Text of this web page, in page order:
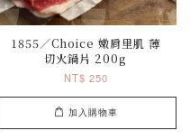
1855／Choice 嫩肩里肌 薄
切火鍋片 200g
NT$ 250
加入購物車